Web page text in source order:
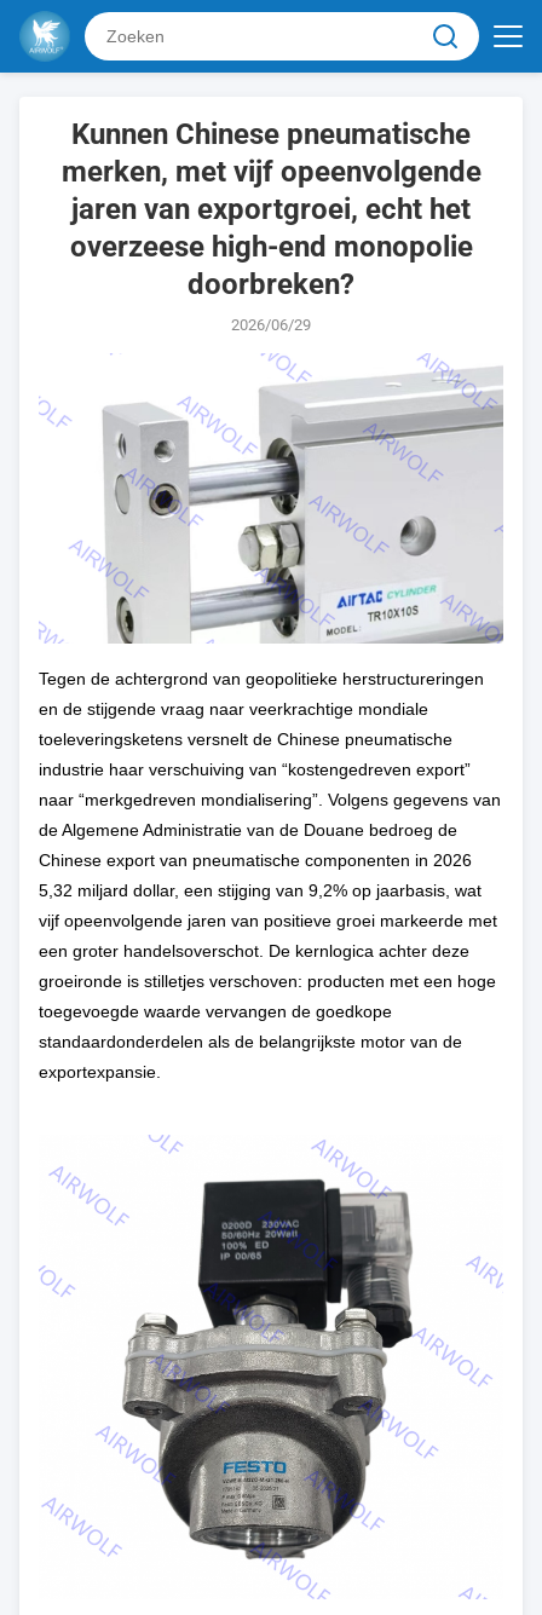
Kunnen Chinese pneumatische
merken, met vijf opeenvolgende
jaren van exportgroei, echt het
overzeese high-end monopolie
doorbreken?
2026/06/29
Tegen de achtergrond van geopolitieke herstructureringen
en de stijgende vraag naar veerkrachtige mondiale
toeleveringsketens versnelt de Chinese pneumatische
industrie haar verschuiving van “kostengedreven export”
naar “merkgedreven mondialisering”. Volgens gegevens van
de Algemene Administratie van de Douane bedroeg de
Chinese export van pneumatische componenten in 2026
5,32 miljard dollar, een stijging van 9,2% op jaarbasis, wat
vijf opeenvolgende jaren van positieve groei markeerde met
een groter handelsoverschot. De kernlogica achter deze
groeironde is stilletjes verschoven: producten met een hoge
toegevoegde waarde vervangen de goedkope
standaardonderdelen als de belangrijkste motor van de
exportexpansie.